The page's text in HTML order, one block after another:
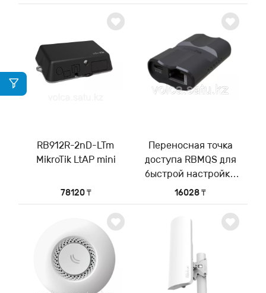
RB912R-2nD-LTm
MikroTik LtAP mini
78120 ₸
Переносная точка
доступа RBMQS для
быстрой настройки
со смартфона
16028 ₸